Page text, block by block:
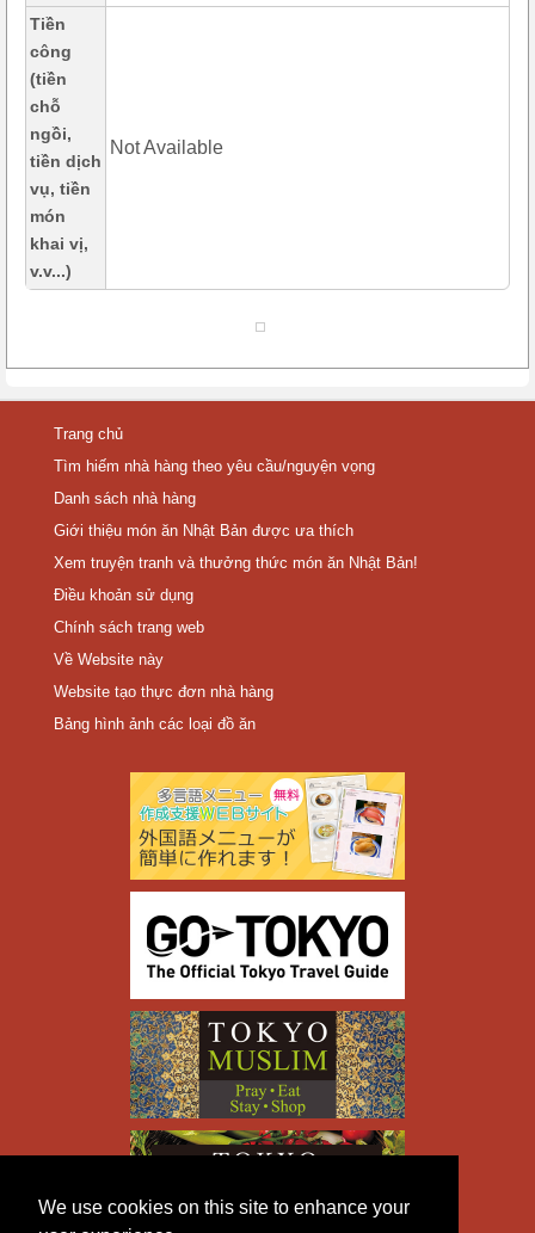
We use cookies on this site to enhance your
Tiền
công
(tiền
chỗ
ngồi,
tiền dịch
vụ, tiền
món
khai vị,
v.v...)
Not Available
Trang chủ
Tìm hiếm nhà hàng theo yêu cầu/nguyện vọng
Danh sách nhà hàng
Giới thiệu món ăn Nhật Bản được ưa thích
Xem truyện tranh và thưởng thức món ăn Nhật Bản!
Điều khoản sử dụng
Chính sách trang web
Về Website này
Website tạo thực đơn nhà hàng
Bảng hình ảnh các loại đồ ăn